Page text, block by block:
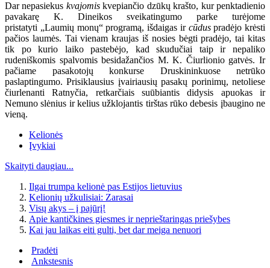
Dar nepasiekus kvajomiskvepiančio dzūkų krašto, kur penktadienio
pavakarę K. Dineikos sveikatingumo parke turėjome
pristatyti „Laumių monų“ programą, išdaigas ir cūduspradėjo krėsti
pačios laumės. Tai vienam kraujas iš nosies bėgti pradėjo, tai kitas
tik po kurio laiko pastebėjo, kad skudučiai taip ir nepaliko
rudeniškomis spalvomis besidažančios M. K. Čiurlionio gatvės. Ir
pačiame pasakotojų konkurse Druskininkuose netrūko
paslaptingumo. Prisiklausius įvairiausių pasakų porinimų, netoliese
čiurlenanti Ratnyčia, retkarčiais suūbiantis didysis apuokas ir
Nemuno slėnius ir kelius užklojantis tirštas rūko debesis įbaugino ne
vieną.
Kelionės
Įvykiai
Skaityti daugiau...
Ilgai trumpa kelionė pas Estijos lietuvius
Kelionių užkulisiai: Zarasai
Visų akys – į pajūrį!
Apie kantičkines giesmes ir neprieštaringas priešybes
Kai jau laikas eiti gulti, bet dar meiga nenuori
Pradėti
Ankstesnis